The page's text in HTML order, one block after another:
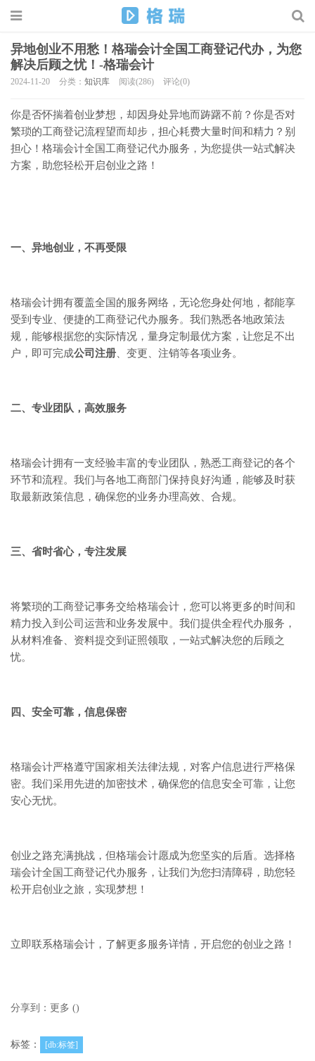
异地创业不用愁！格瑞会计全国工商登记代办，为您
解决后顾之忧！-格瑞会计
2024-11-20 分类： 知识库 阅读(286) 评论(0)
你是否怀揣着创业梦想，却因身处异地而踌躇不前？你是否对
繁琐的工商登记流程望而却步，担心耗费大量时间和精力？别
担心！格瑞会计全国工商登记代办服务，为您提供一站式解决
方案，助您轻松开启创业之路！
一、异地创业，不再受限
格瑞会计拥有覆盖全国的服务网络，无论您身处何地，都能享
受到专业、便捷的工商登记代办服务。我们熟悉各地政策法
规，能够根据您的实际情况，量身定制最优方案，让您足不出
户，即可完成公司注册 、变更、注销等各项业务。
二、专业团队，高效服务
格瑞会计拥有一支经验丰富的专业团队，熟悉工商登记的各个
环节和流程。我们与各地工商部门保持良好沟通，能够及时获
取最新政策信息，确保您的业务办理高效、合规。
三、省时省心，专注发展
将繁琐的工商登记事务交给格瑞会计，您可以将更多的时间和
精力投入到公司运营和业务发展中。我们提供全程代办服务，
从材料准备、资料提交到证照领取，一站式解决您的后顾之
忧。
四、安全可靠，信息保密
格瑞会计严格遵守国家相关法律法规，对客户信息进行严格保
密。我们采用先进的加密技术，确保您的信息安全可靠，让您
安心无忧。
创业之路充满挑战，但格瑞会计愿成为您坚实的后盾。选择格
瑞会计全国工商登记代办服务，让我们为您扫清障碍，助您轻
松开启创业之旅，实现梦想！
立即联系格瑞会计，了解更多服务详情，开启您的创业之路！
分享到： 更多 ()
标签： [db:标签]